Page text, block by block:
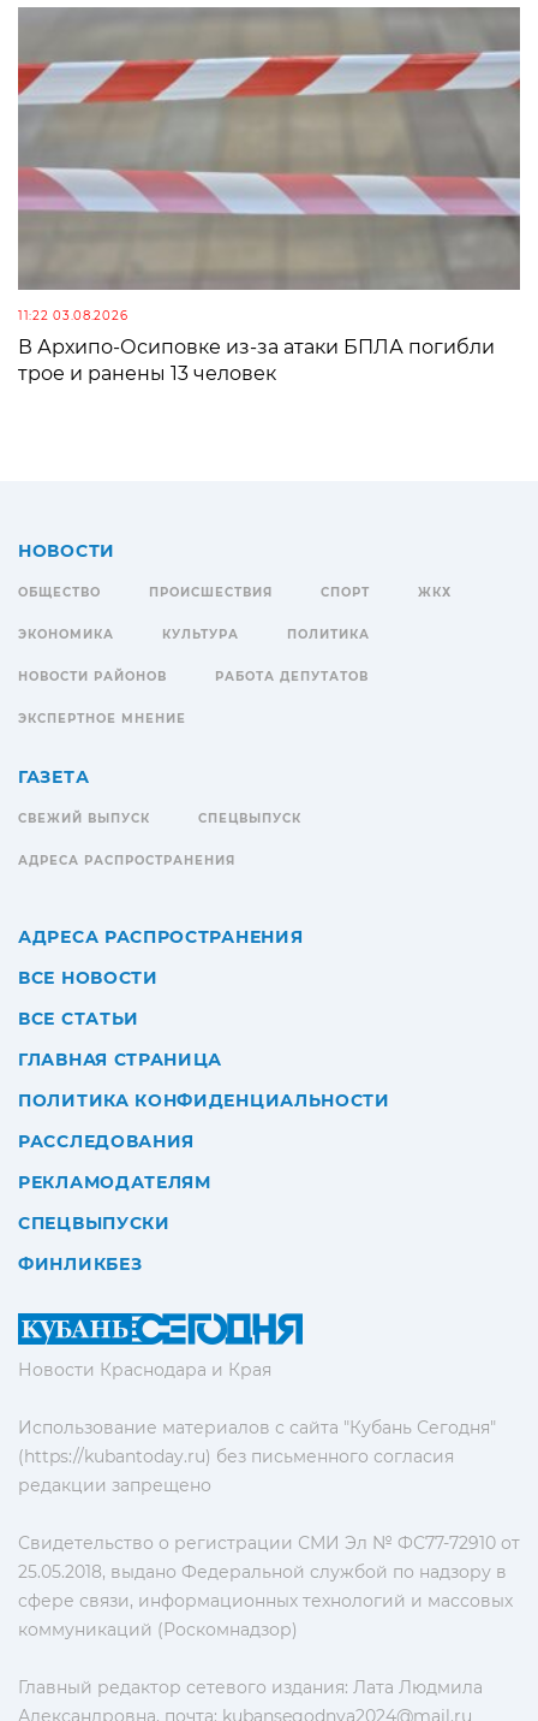
11:22 03.08.2026
В Архипо-Осиповке из-за атаки БПЛА погибли
трое и ранены 13 человек
Новости Краснодара и Края
Использование материалов с сайта "Кубань Сегодня"
(https://kubantoday.ru) без письменного согласия
редакции запрещено
Свидетельство о регистрации СМИ Эл № ФС77-72910 от
25.05.2018, выдано Федеральной службой по надзору в
сфере связи, информационных технологий и массовых
коммуникаций (Роскомнадзор)
Главный редактор сетевого издания: Лата Людмила
НОВОСТИ
ОБЩЕСТВО ПРОИСШЕСТВИЯ СПОРТ ЖКХ
ЭКОНОМИКА КУЛЬТУРА ПОЛИТИКА
НОВОСТИ РАЙОНОВ РАБОТА ДЕПУТАТОВ
ЭКСПЕРТНОЕ МНЕНИЕ
ГАЗЕТА
СВЕЖИЙ ВЫПУСК СПЕЦВЫПУСК
АДРЕСА РАСПРОСТРАНЕНИЯ
АДРЕСА РАСПРОСТРАНЕНИЯ
ВСЕ НОВОСТИ
ВСЕ СТАТЬИ
ГЛАВНАЯ СТРАНИЦА
ПОЛИТИКА КОНФИДЕНЦИАЛЬНОСТИ
РАССЛЕДОВАНИЯ
РЕКЛАМОДАТЕЛЯМ
СПЕЦВЫПУСКИ
ФИНЛИКБЕЗ